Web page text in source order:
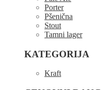
Porter
Pšenična
Stout
Tamni lager
KATEGORIJA
Kraft